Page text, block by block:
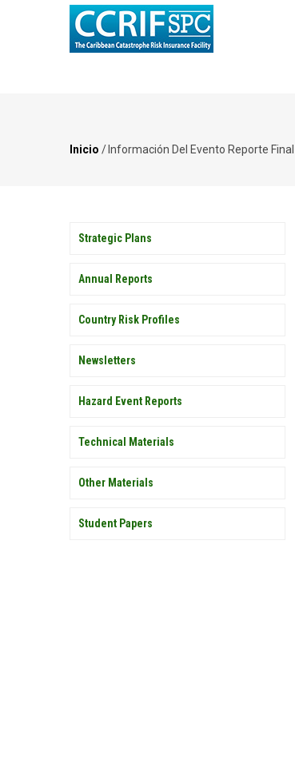
Inicio / Información Del Evento Reporte
PUBLICATIONS
Strategic Plans
Annual Reports
Country Risk Profiles
Newsletters
Hazard Event Reports
Technical Materials
Other Materials
Student Papers